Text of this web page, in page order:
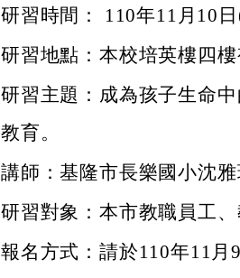
研習時間： 110年11月10
研習地點：本校培英樓四樓
研習主題：成為孩子生命
教育。
講師：基隆市長樂國小沈
研習對象：本市教職員工、
報名方式：請於110年11